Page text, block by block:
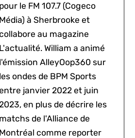
pour le FM 107.7 (Cogeco
Média) à Sherbrooke et
au magazine
L'actualité. William a animé
l'émission AlleyOop360 sur
les ondes de BPM Sports
janvier 2022 et juin
2023, en plus de décrire les
matchs de l'Alliance de
Montréal comme reporter